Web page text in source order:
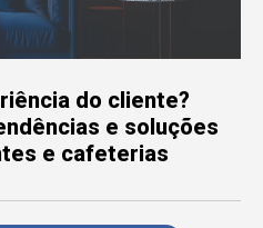
do cliente?
e soluções
e cafeterias